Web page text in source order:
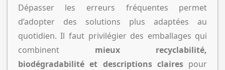
Dépasser les erreurs fréquentes permet
d’adopter des solutions plus adaptées au
quotidien. Il faut privilégier des emballages qui
combinent mieux recyclabilité,
biodégradabilité et descriptions clairespour